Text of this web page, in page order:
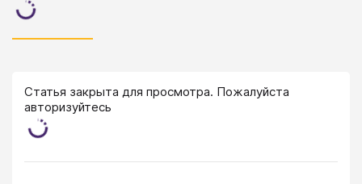
Статья закрыта для просмотра. Пожалуйста
авторизуйтесь